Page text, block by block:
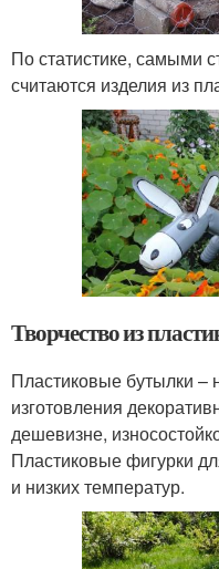
По статистике, самыми
считаются изделия из
Творчество из
Пластиковые бутылки –
изготовления
дешевизне,
Пластиковые фигурки
и низких температур.